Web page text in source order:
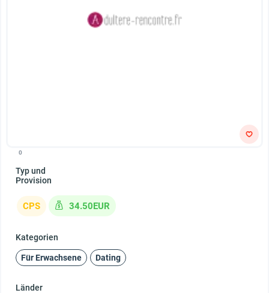
0
Typ und
Provision
CPS 34.50EUR
Kategorien
Für Erwachsene Dating
Länder